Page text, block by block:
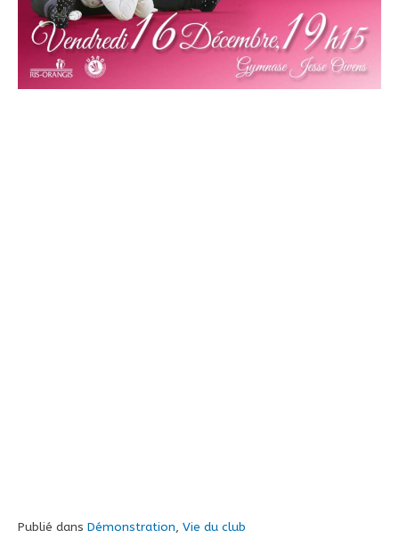
Publié dans Démonstration, Vie du club